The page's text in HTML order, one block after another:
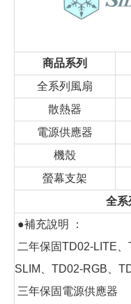
商品系列
全系列風扇
散熱器
電源供應器
機殼
螢幕支架
全系
●補充說明 ：
二年保固TD02-LITE
SLIM、TD02-RGB、
三年保固電源供應器